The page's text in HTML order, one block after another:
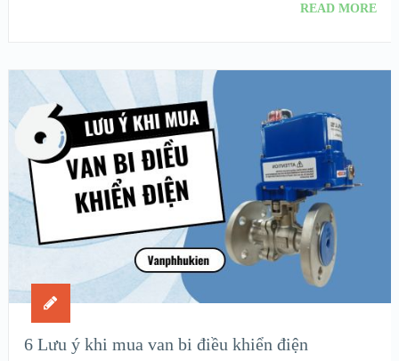
READ MORE
6 Lưu ý khi mua van bi điều khiển điện